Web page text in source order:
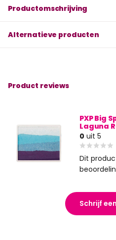
Productomschrijving
Alternatieve producten
Product reviews
PXP Big
Laguna
0 uit 5
Dit
Schrijf